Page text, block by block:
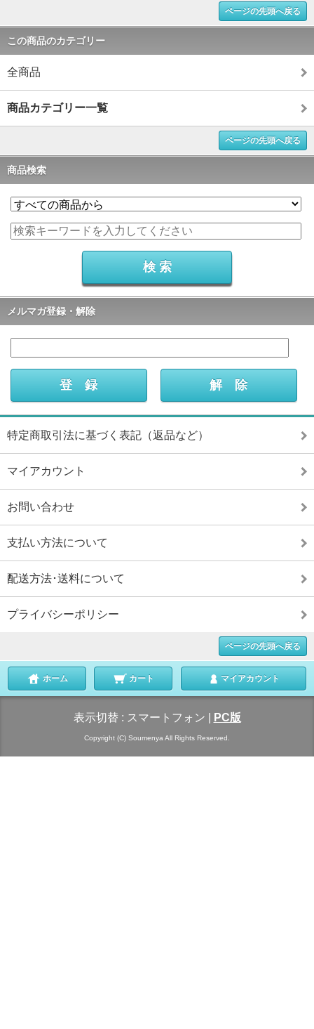
ページの先頭へ戻る
この商品のカテゴリー
全商品
商品カテゴリー一覧
ページの先頭へ戻る
商品検索
メルマガ登録・解除
特定商取引法に基づく表記（返品など）
マイアカウント
お問い合わせ
支払い方法について
配送方法･送料について
プライバシーポリシー
ページの先頭へ戻る
ホーム カート マイアカウント
表示切替 : スマートフォン PC版
Copyright (C) Soumenya All Rights Reserved.